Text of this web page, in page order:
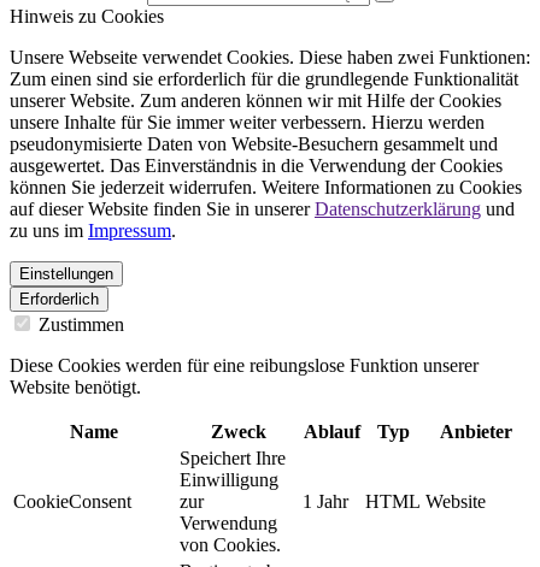
Hinweis zu Cookies
Unsere Webseite verwendet Cookies. Diese haben zwei Funktionen:
Zum einen sind sie erforderlich für die grundlegende Funktionalität
unserer Website. Zum anderen können wir mit Hilfe der Cookies
unsere Inhalte für Sie immer weiter verbessern. Hierzu werden
pseudonymisierte Daten von Website-Besuchern gesammelt und
ausgewertet. Das Einverständnis in die Verwendung der Cookies
können Sie jederzeit widerrufen. Weitere Informationen zu Cookies
auf dieser Website finden Sie in unsererDatenschutzerklärung und
zu uns im Impressum.
Einstellungen
Erforderlich
Zustimmen
Diese Cookies werden für eine reibungslose Funktion unserer
Website benötigt.
Name Zweck Ablauf Typ Anbieter
CookieConsent
Speichert Ihre
Einwilligung
zur
Verwendung
von Cookies.
1 Jahr HTML Website